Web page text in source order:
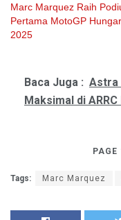
Marc Marquez Raih
Pertama MotoGP
2025
Baca Juga : Astra
Maksimal di
PAGE
Tags: Marc Marquez